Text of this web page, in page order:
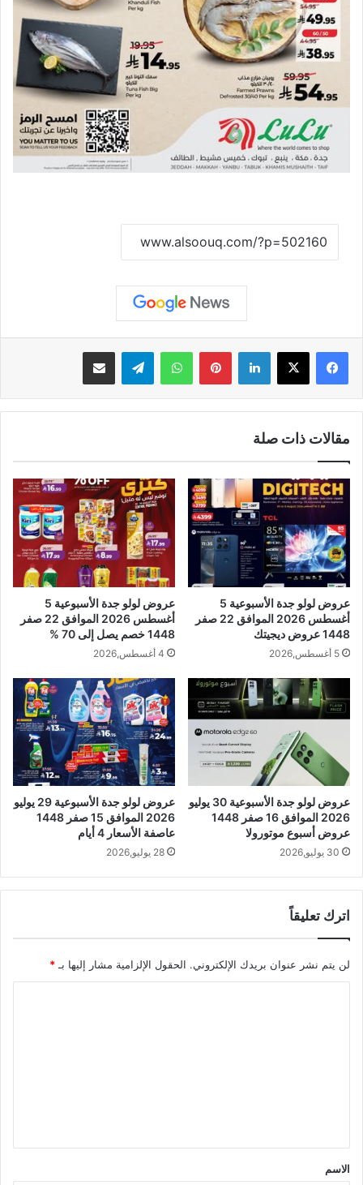
لينكدإن بينتيريستواتساب تيلقرام مشاركة عبر البريد
مقالات ذات صلة
عروض لولو جدة الأسبوعية 5
أغسطس 2026 الموافق 22 صفر
1448 عروض ديجيتك
5 أغسطس,2026
عروض لولو جدة الأسبوعية 5
أغسطس 2026 الموافق 22 صفر
1448 خصم يصل إلى 70 %
4 أغسطس,2026
عروض لولو جدة الأسبوعية 30 يوليو
2026 الموافق 16 صفر 1448
عروض أسبوع موتورولا
30 يوليو,2026
عروض لولو جدة الأسبوعية 29 يوليو
2026 الموافق 15 صفر 1448
عاصفة الأسعار 4 أيام
28 يوليو,2026
اترك تعليقاً
لن يتم نشر عنوان بريدك الإلكتروني. الحقول الإلزامية مشار إليها بـ *
*
الاسم